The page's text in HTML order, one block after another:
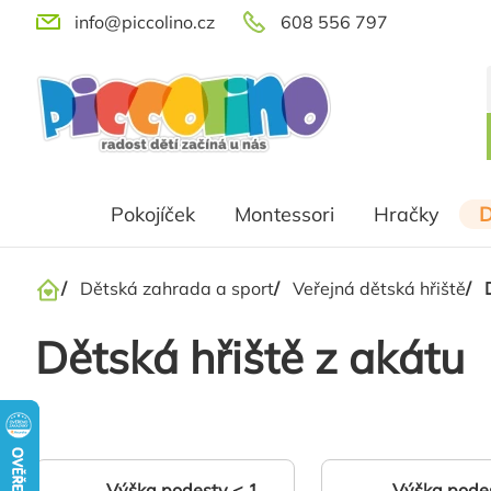
Přejít
obsah
608 556 797
info@piccolino.cz
Pokojíček Montessori Hračky
Domů
/ Dětská zahrada a sport/ Veřejná dětská hřiště/
Dětská hřiště z akátu